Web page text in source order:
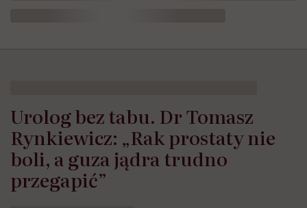
Urolog bez tabu. Dr Tomasz
Rynkiewicz: „Rak prostaty nie
boli, a guza jądra trudno
przegapić”